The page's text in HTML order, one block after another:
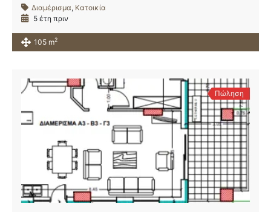
Διαμέρισμα, Κατοικία
5 έτη πριν
105 m2
Πώληση